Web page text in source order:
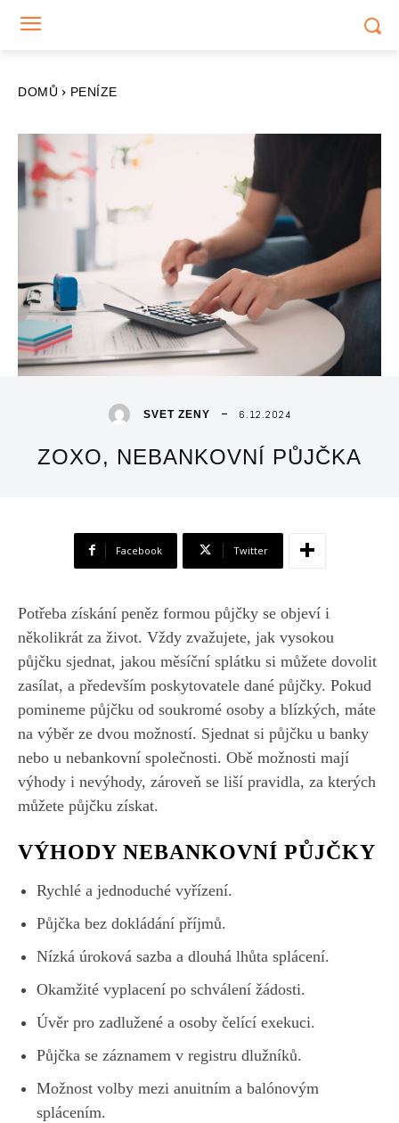
DOMŮ PENÍZE
SVET ZENY 6.12.2024
ZOXO, NEBANKOVNÍ PŮJČKA
Facebook Twitter
Potřeba získání peněz formou půjčky se objeví i
několikrát za život. Vždy zvažujete, jak vysokou
půjčku sjednat, jakou měsíční splátku si můžete dovolit
zasílat, a především poskytovatele dané půjčky. Pokud
pomineme půjčku od soukromé osoby a blízkých, máte
na výběr ze dvou možností. Sjednat si půjčku u banky
nebo u nebankovní společnosti. Obě možnosti mají
výhody i nevýhody, zároveň se liší pravidla, za kterých
můžete půjčku získat.
VÝHODY NEBANKOVNÍ PŮJČKY
Rychlé a jednoduché vyřízení.
Půjčka bez dokládání příjmů.
Nízká úroková sazba a dlouhá lhůta splácení.
Okamžité vyplacení po schválení žádosti.
Úvěr pro zadlužené a osoby čelící exekuci.
Půjčka se záznamem v registru dlužníků.
Možnost volby mezi anuitním a balónovým
splácením.